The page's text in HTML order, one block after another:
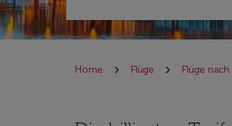
Home Flüge Flüge